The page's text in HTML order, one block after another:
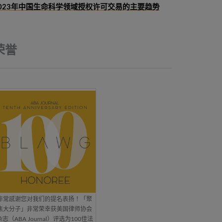
年中国生命科学领域授权许可交易的主要趋势
誉
常感谢您对我们的提名表扬！「聚
大分子」非常荣幸获美国律师协会
志（ABA Journal）评选为100佳法